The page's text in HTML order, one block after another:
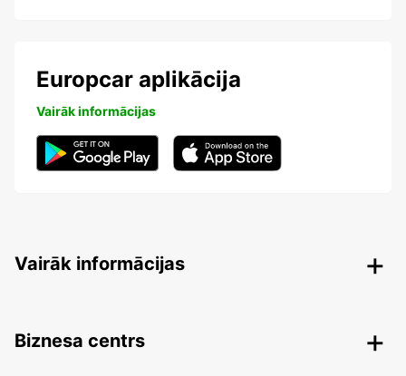
Europcar aplikācija
Vairāk informācijas
Vairāk informācijas
Biznesa centrs